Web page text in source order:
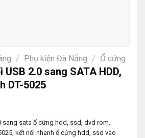
/ Phụ kiện Đà Nẵng / Ổ cứng
USB 2.0 sang SATA HDD,
DT-5025
sang sata ổ cứng hdd, ssd, dvd rom.
kết nối nhanh ổ cứng hdd, ssd vào